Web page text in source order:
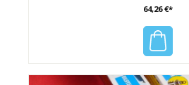
64,26 €*